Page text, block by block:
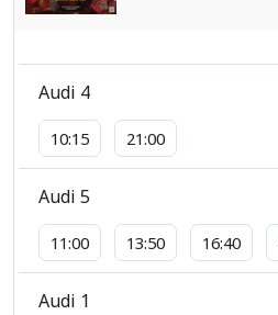
Audi 4
10:15 21:00
Audi 5
11:00 13:50 16:40
Audi 1